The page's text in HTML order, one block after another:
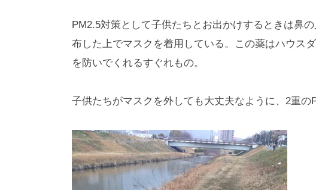
PM2.5対策として子供たちとお出かけするときは鼻
布した上でマスクを着用している。この薬はハウス
を防いでくれるすぐれもの。
子供たちがマスクを外しても大丈夫なように、2重の